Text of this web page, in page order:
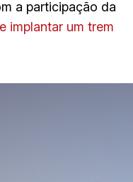
a participação da
implantar um trem